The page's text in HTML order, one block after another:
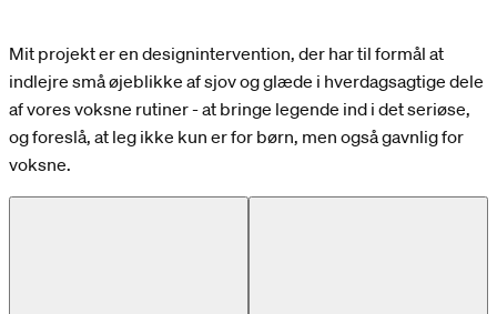
Mit projekt er en designintervention, der har til formål at
indlejre små øjeblikke af sjov og glæde i hverdagsagtige dele
af vores voksne rutiner - at bringe legende ind i det seriøse,
og foreslå, at leg ikke kun er for børn, men også gavnlig for
voksne.